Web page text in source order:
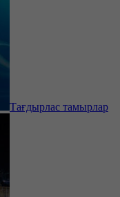
Тағдырлас тамырлар